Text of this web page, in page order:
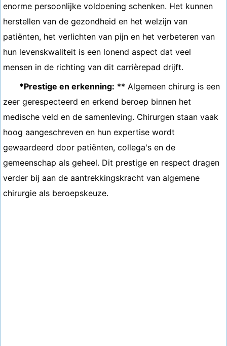
enorme persoonlijke voldoening schenken. Het kunnen
herstellen van de gezondheid en het welzijn van
patiënten, het verlichten van pijn en het verbeteren van
hun levenskwaliteit is een lonend aspect dat veel
mensen in de richting van dit carrièrepad drijft.
*Prestige en erkenning: ** Algemeen chirurg is een
zeer gerespecteerd en erkend beroep binnen het
medische veld en de samenleving. Chirurgen staan ​​vaak
hoog aangeschreven en hun expertise wordt
gewaardeerd door patiënten, collega's en de
gemeenschap als geheel. Dit prestige en respect dragen
verder bij aan de aantrekkingskracht van algemene
chirurgie als beroepskeuze.